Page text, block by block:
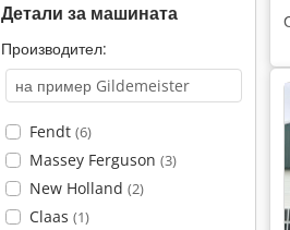
Детали за машината
Производител:
Fendt (6)
Massey Ferguson (3)
New Holland (2)
Claas (1)